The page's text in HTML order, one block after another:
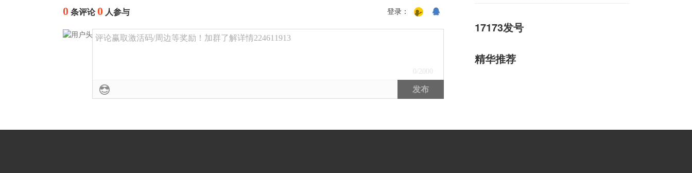
0 条评论0 人参与 登录：
评论赢取激活码/周边等奖励！加群了解详情224611913
0 /2000
发布
17173发号
精华推荐